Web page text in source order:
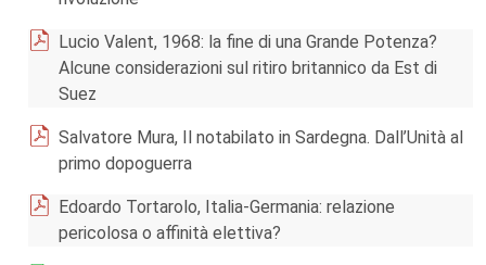
Lucio Valent, 1968: la fine di una Grande Potenza?
Alcune considerazioni sul ritiro britannico da Est di
Suez
Salvatore Mura, Il notabilato in Sardegna. Dall’Unità al
primo dopoguerra
Edoardo Tortarolo, Italia-Germania: relazione
pericolosa o affinità elettiva?